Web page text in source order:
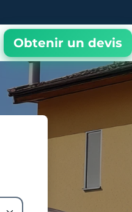
Obtenir un devis